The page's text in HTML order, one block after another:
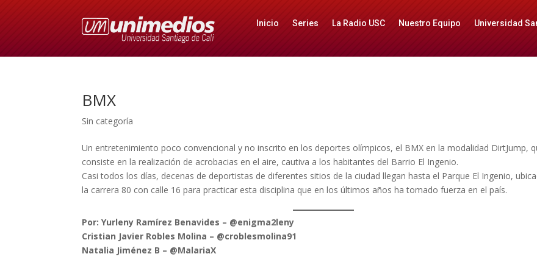
Inicio Series La Radio USC Nuestro Equipo Universidad
BMX
Sin categoría
Un entretenimiento poco convencional y no inscrito en los deportes olímpicos, el BMX en la modalidad DirtJump,
consiste en la realización de acrobacias en el aire, cautiva a los habitantes del Barrio El Ingenio.
Casi todos los días, decenas de deportistas de diferentes sitios de la ciudad llegan hasta el Parque El Ingenio,
la carrera 80 con calle 16 para practicar esta disciplina que en los últimos años ha tomado fuerza en el país.
Por: Yurleny Ramírez Benavides – @enigma2leny
Cristian Javier Robles Molina – @croblesmolina91
Natalia Jiménez B – @MalariaX